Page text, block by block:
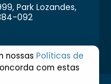
Park Lozandes,
092
nossas Políticas de
com estas